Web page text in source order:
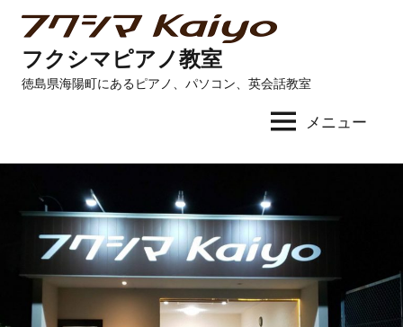
ス
フクシマピアノ教室
徳島県海陽町にあるピアノ、パソコン、英会話教室
メニュー